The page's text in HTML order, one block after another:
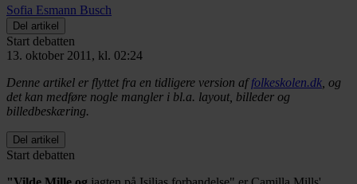
Sofia Esmann Busch
Del artikel
Start debatten
13. oktober 2011, kl. 02:24
Denne artikel er flyttet fra en tidligere version affolkeskolen.dk, og
det kan medføre nogle mangler i bl.a. layout, billeder og
billedbeskæring.
Del artikel
Start debatten